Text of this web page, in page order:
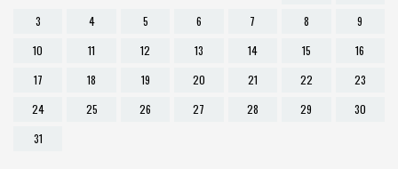
3
4 5 6 7 8
9
10
11 12 13 14 15
16
17
18 19 20 21 22
23
24
25 26 27 28 29
30
31